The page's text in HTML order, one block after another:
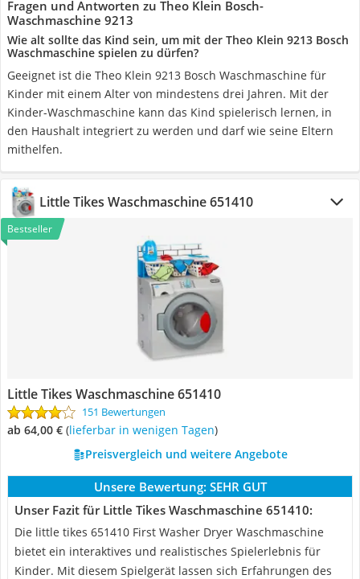
Fragen und Antworten zu Theo Klein Bosch-
Waschmaschine 9213
Wie alt sollte das Kind sein, um mit der Theo Klein 9213 Bosch
Waschmaschine spielen zu dürfen?
Geeignet ist die Theo Klein 9213 Bosch Waschmaschine für
Kinder mit einem Alter von mindestens drei Jahren. Mit der
Kinder-Waschmaschine kann das Kind spielerisch lernen, in
den Haushalt integriert zu werden und darf wie seine Eltern
mithelfen.
Little Tikes Waschmaschine 651410
Bestseller
Little Tikes Waschmaschine 651410
151 Bewertungen
ab 64,00 € ( Lieferbar in wenigen Tagen)
Preisvergleich und weitere Angebote
Unsere Bewertung: SEHR GUT
Unser Fazit für Little Tikes Waschmaschine 651410:
Die little tikes 651410 First Washer Dryer Waschmaschine
bietet ein interaktives und realistisches Spielerlebnis für
Kinder. Mit diesem Spielgerät lassen sich Erfahrungen des